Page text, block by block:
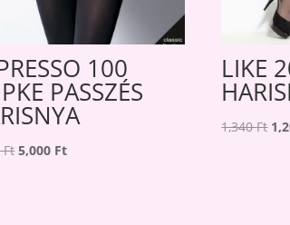
100
PASSZÉS
Ft Original
5,000 FtCurrent
LIKE
1,340Ft